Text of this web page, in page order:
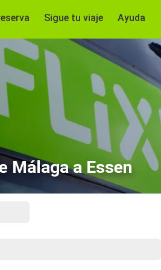
Sigue tu viaje Ayuda
Málaga a Essen